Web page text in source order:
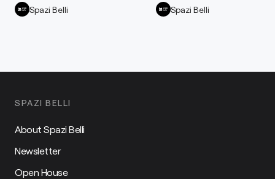
Spazi Belli
Spazi Belli
SPAZI BELLI
About Spazi Belli
Newsletter
Open House